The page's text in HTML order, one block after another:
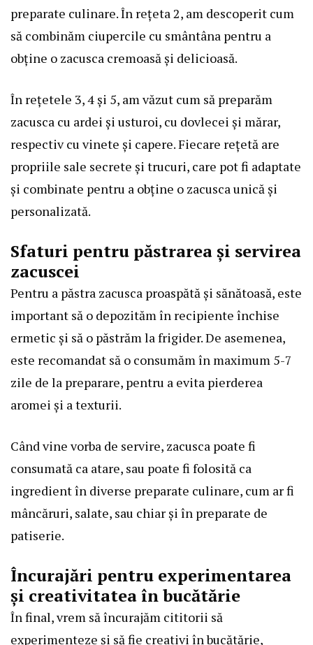
preparate culinare. În rețeta 2, am descoperit cum
să combinăm ciupercile cu smântâna pentru a
obține o zacusca cremoasă și delicioasă.
În rețetele 3, 4 și 5, am văzut cum să preparăm
zacusca cu ardei și usturoi, cu dovlecei și mărar,
respectiv cu vinete și capere. Fiecare rețetă are
propriile sale secrete și trucuri, care pot fi adaptate
și combinate pentru a obține o zacusca unică și
personalizată.
Sfaturi pentru păstrarea și servirea
zacuscei
Pentru a păstra zacusca proaspătă și sănătoasă, este
important să o depozităm în recipiente închise
ermetic și să o păstrăm la frigider. De asemenea,
este recomandat să o consumăm în maximum 5-7
zile de la preparare, pentru a evita pierderea
aromei și a texturii.
Când vine vorba de servire, zacusca poate fi
consumată ca atare, sau poate fi folosită ca
ingredient în diverse preparate culinare, cum ar fi
mâncăruri, salate, sau chiar și în preparate de
patiserie.
Încurajări pentru experimentarea
și creativitatea în bucătărie
În final, vrem să încurajăm cititorii să
experimenteze și să fie creativi în bucătărie,